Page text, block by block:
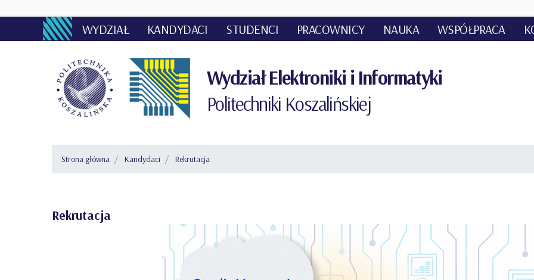
WYDZIAŁ KANDYDACI STUDENCI PRACOWNICY NAUKA WSPÓŁPRACA
Wydział Elektroniki i Informatyki
Politechniki Koszalińskiej
Strona główna Kandydaci Rekrutacja
Rekrutacja